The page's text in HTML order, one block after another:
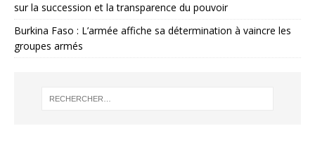
sur la succession et la transparence du pouvoir
Burkina Faso : L’armée affiche sa détermination à vaincre les
groupes armés